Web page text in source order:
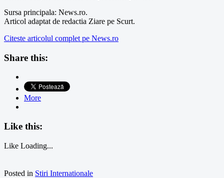
Sursa principala: News.ro.
Articol adaptat de redactia Ziare pe Scurt.
Citeste articolul complet pe News.ro
Share this:
More
Like this:
Like Loading...
Posted in Stiri Internationale